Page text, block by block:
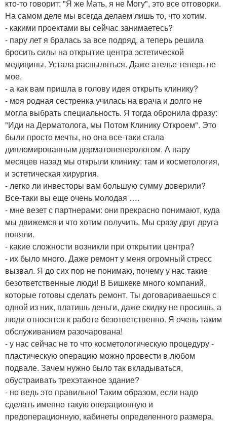
кто-то говорит: "Я же Мать, я не Могу", это все отговорки.
На самом деле мы всегда делаем лишь то, что хотим.
- какими проектами вы сейчас занимаетесь?
- пару лет я бралась за все подряд, а теперь решила
бросить силы на открытие центра эстетической
медицины. Устала распыляться. Даже ателье теперь не
мое.
- а как вам пришла в голову идея открыть клинику?
- моя родная сестренка училась на врача и долго не
могла выбрать специальность. Я тогда обронила фразу:
"Иди на Дерматолога, мы Потом Клинику Откроем". Это
были просто мечты, но она все-таки стала
дипломированным дерматовенерологом. А пару
месяцев назад мы открыли клинику: там и косметология,
и эстетическая хирургия.
- легко ли инвесторы вам большую сумму доверили?
Все-таки вы еще очень молодая ….
- мне везет с партнерами: они прекрасно понимают, куда
мы движемся и что хотим получить. Мы сразу друг друга
поняли.
- какие сложности возникли при открытии центра?
- их было много. Даже ремонт у меня огромный стресс
вызвал. Я до сих пор не понимаю, почему у нас такие
безответственные люди! В Бишкеке много компаний,
которые готовы сделать ремонт. Ты договариваешься с
одной из них, платишь деньги, даже скидку не просишь, а
люди относятся к работе безответственно. Я очень таким
обслуживанием разочарована!
- у нас сейчас не то что косметологическую процедуру -
пластическую операцию можно провести в любом
подвале. Зачем нужно было так вкладываться,
обустраивать трехэтажное здание?
- но ведь это правильно! Таким образом, если надо
сделать именно такую операционную и
предоперационную, кабинеты определенного размера,